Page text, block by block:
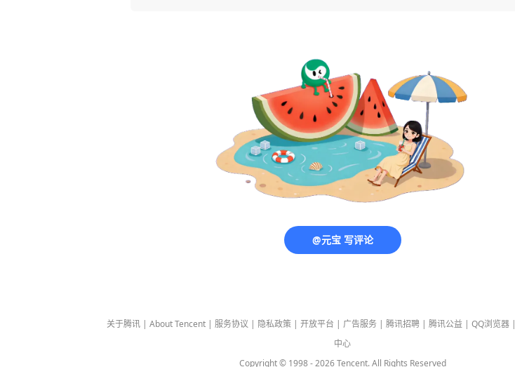
@元宝 写评论
关于腾讯 | About Tencent | 服务协议 | 隐私政策 | 开放平台 | 广告服务 | 腾讯招聘 | 腾讯公益 | QQ浏览器 |
中心
Copyright © 1998 -2026Tencent. All Rights Reserved